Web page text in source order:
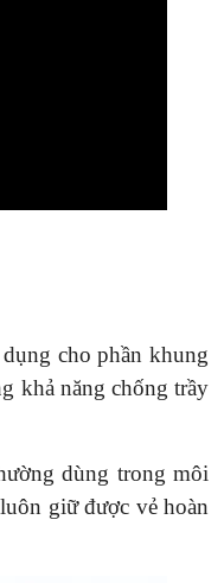
cho phần khung
khả năng chống trầy
dùng trong môi
giữ được vẻ hoàn